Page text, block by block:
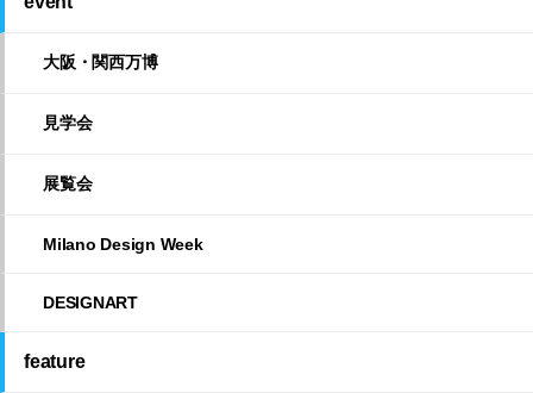
大阪・関西万博
見学会
展覧会
Milano Design Week
DESIGNART
feature